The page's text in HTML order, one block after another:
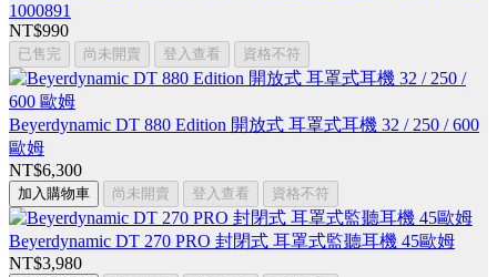
1000891
NT$990
已售完 尚未開賣 登入查看 資格不符
Beyerdynamic DT 880 Edition 開放式 耳罩式耳機 32 / 250 / 600
歐姆
NT$6,300
加入購物車 尚未開賣 登入查看 資格不符
Beyerdynamic DT 270 PRO 封閉式 耳罩式監聽耳機 45歐姆
NT$3,980